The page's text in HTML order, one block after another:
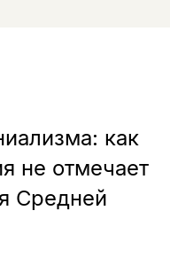
как
не отмечает
Средней